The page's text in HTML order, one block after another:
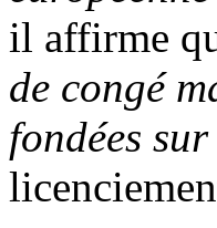
il affirme
de congé
fondées